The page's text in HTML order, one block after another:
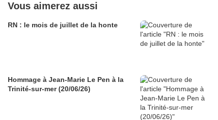
Vous aimerez aussi
RN : le mois de juillet de la honte
Hommage à Jean-Marie Le Pen à la
Trinité-sur-mer (20/06/26)